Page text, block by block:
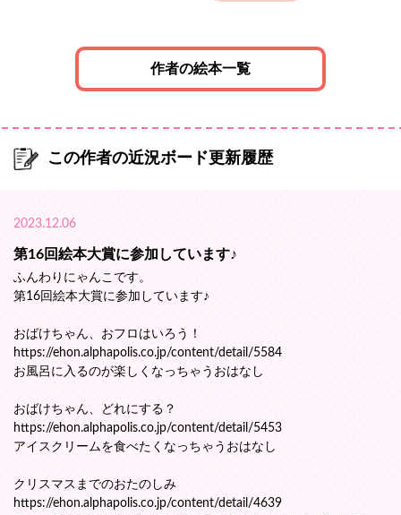
作者の絵本一覧
この作者の近況ボード更新履歴
2023.12.06
第16回絵本大賞に参加しています♪
ふんわりにゃんこです。
第16回絵本大賞に参加しています♪
おばけちゃん、おフロはいろう！
https://ehon.alphapolis.co.jp/content/detail/5584
お風呂に入るのが楽しくなっちゃうおはなし
おばけちゃん、どれにする？
https://ehon.alphapolis.co.jp/content/detail/5453
アイスクリームを食べたくなっちゃうおはなし
クリスマスまでのおたのしみ
https://ehon.alphapolis.co.jp/content/detail/4639